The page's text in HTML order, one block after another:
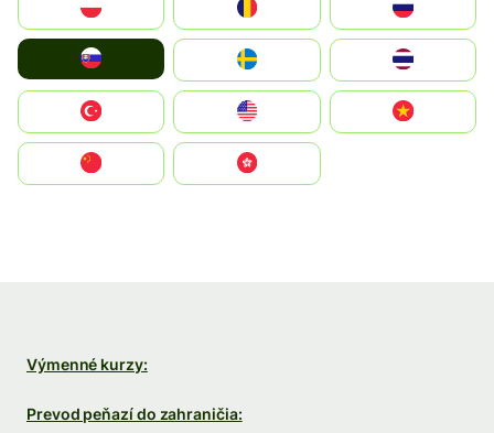
United States
中國香港特別行政區
Výmenné kurzy:
Prevod peňazí do zahraničia: